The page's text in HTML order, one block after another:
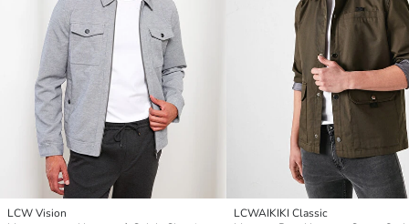
LCW Vision
LCWAIKIKI Classic